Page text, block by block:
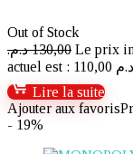
Out of Stock
130,00 د.م.
Lire la suite
Ajouter aux favoris
- 19%